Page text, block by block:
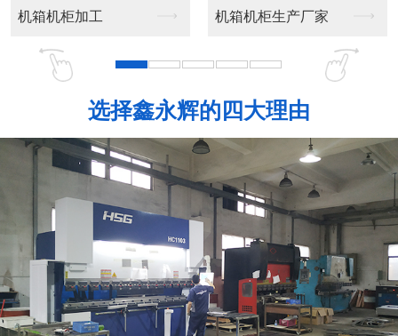
机箱机柜加工 机箱机柜生产厂家
选择鑫永辉的四大理由